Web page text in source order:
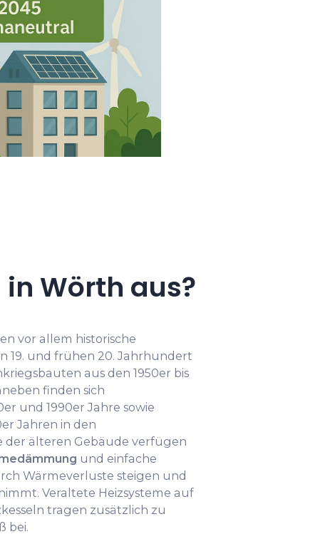
Wörth aus?
vor allem historische
19. und frühen 20. Jahrhundert
aus den 1950er bis
finden sich
und 1990er Jahre sowie
Jahren in den
der älteren Gebäude verfügen
und einfache
Wärmeverluste steigen und
Veraltete Heizsysteme auf
tragen zusätzlich zu
bei.